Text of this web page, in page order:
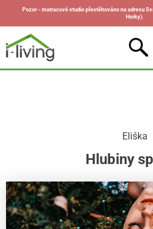
Pozor - matracové studio přestěhováno na adresu
Horky).
Eliška
Hlubiny